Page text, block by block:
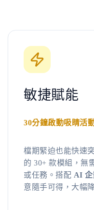
敏捷賦能
30分鐘啟動吸睛活
檔期緊迫也能快速
的 30+ 款模組，無
或任務。搭配 AI 企
意隨手可得，大幅